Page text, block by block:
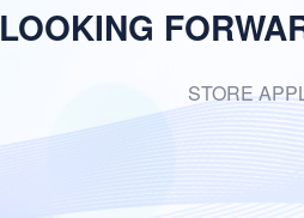
LOOKING
STORE